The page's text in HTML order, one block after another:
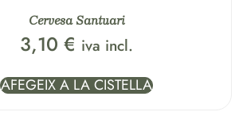
Cervesa Santuari
3,10 € iva incl.
AFEGEIX A LA CISTELLA